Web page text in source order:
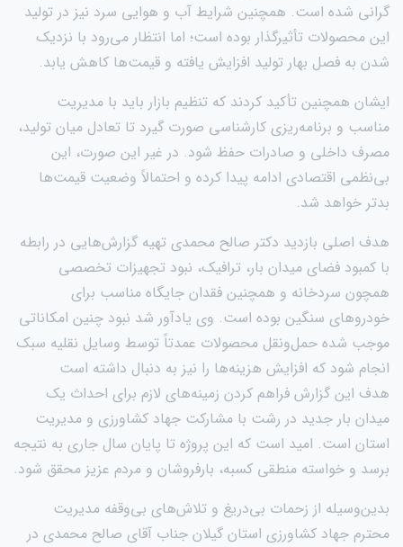
گرانی شده است. همچنین شرایط آب ‌و هوایی سرد نیز در تولید
این محصولات تأثیرگذار بوده است؛ اما انتظار می‌رود با نزدیک
شدن به فصل بهار تولید افزایش یافته و قیمت‌ها کاهش یابد.
ایشان همچنین تأکید کردند که تنظیم بازار باید با مدیریت
مناسب و برنامه‌ریزی کارشناسی صورت گیرد تا تعادل میان تولید،
مصرف داخلی و صادرات حفظ شود. در غیر این صورت، این
بی‌نظمی اقتصادی ادامه پیدا کرده و احتمالاً وضعیت قیمت‌ها
بدتر خواهد شد.
هدف اصلی بازدید دکتر صالح محمدی تهیه گزارش‌هایی در رابطه
با کمبود فضای میدان بار، ترافیک، نبود تجهیزات تخصصی
همچون سردخانه و همچنین فقدان جایگاه مناسب برای
خودروهای سنگین بوده است. وی یادآور شد نبود چنین امکاناتی
موجب شده حمل‌ونقل محصولات عمدتاً توسط وسایل نقلیه سبک
انجام شود که افزایش هزینه‌ها را نیز به دنبال داشته است
هدف این گزارش فراهم کردن زمینه‌های لازم برای احداث یک
میدان بار جدید در رشت با مشارکت جهاد کشاورزی و مدیریت
استان است. امید است که این پروژه تا پایان سال جاری به نتیجه
برسد و خواسته منطقی کسبه، بارفروشان و مردم عزیز محقق شود.
بدین‌وسیله از زحمات بی‌دریغ و تلاش‌های بی‌وقفه مدیریت
محترم جهاد کشاورزی استان گیلان جناب آقای صالح محمدی در